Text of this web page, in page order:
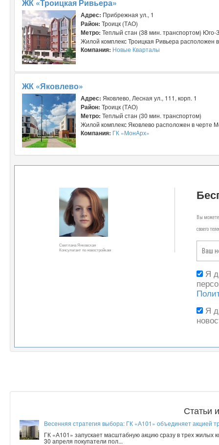
ЖК «Троицкая Ривьера»
Адрес: Прибрежная ул., 1
Район: Троицк (ТАО)
Метро: Теплый стан (38 мин. транспортом)
Жилой комплекс Троицкая Ривьера расположен
Компания: Новые Кварталы
ЖК «Яковлево»
Адрес: Яковлево, Лесная ул., 111, корп. 1
Район: Троицк (ТАО)
Метро: Теплый стан (30 мин. транспортом)
Жилой комплекс Яковлево расположен в черте
Компания: ГК «МонАрх»
Светлана Янковская
Консультант по новостройкам
Вы
своего
Я
Я
Статьи
Весенняя стратегия выбора: ГК «А101» объединяет акцией
ГК «А101» запускает масштабную акцию сразу в трех
30 апреля покупатели пол...